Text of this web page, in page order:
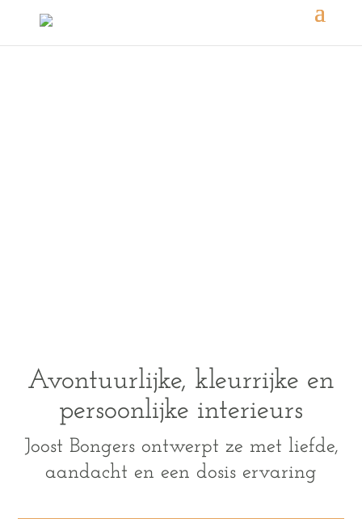
Avontuurlijke, kleurrijke en
persoonlijke interieurs
Joost Bongers ontwerpt ze met liefde,
aandacht en een dosis ervaring